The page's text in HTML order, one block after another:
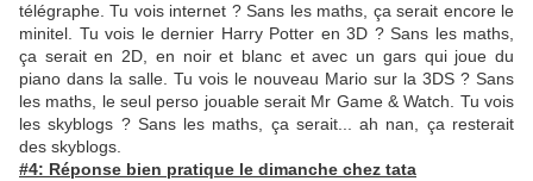
télégraphe. Tu vois internet ? Sans les maths, ça serait encore le
minitel. Tu vois le dernier Harry Potter en 3D ? Sans les maths,
ça serait en 2D, en noir et blanc et avec un gars qui joue du
piano dans la salle. Tu vois le nouveau Mario sur la 3DS ? Sans
les maths, le seul perso jouable serait Mr Game & Watch. Tu vois
les skyblogs ? Sans les maths, ça serait... ah nan, ça resterait
des skyblogs.
#4: Réponse bien pratique le dimanche chez tata